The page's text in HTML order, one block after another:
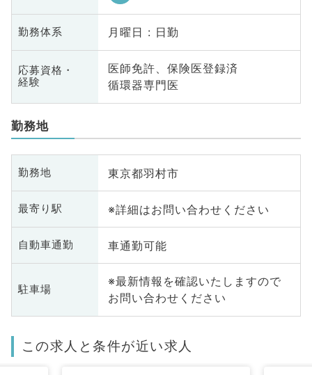
勤務体系 月曜日 : 日勤
応募資格・
経験
医師免許、保険医登録済
循環器専門医
勤務地
勤務地 東京都羽村市
最寄り駅 ※詳細はお問い合わせください
自動車通勤 車通勤可能
駐車場
※最新情報を確認いたしますので
お問い合わせください
この求人と条件が近い求人